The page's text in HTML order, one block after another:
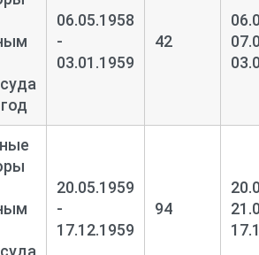
06.05.1958
-
03.01.1959
42
20.05.1959
-
17.12.1959
94